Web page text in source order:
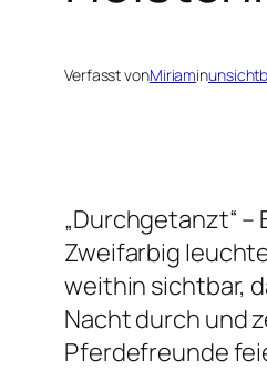
Verfasst vonMiriamin
„Durchgetanzt“
Zweifarbig
weithin sichtbar,
Nacht durch und
Pferdefreunde